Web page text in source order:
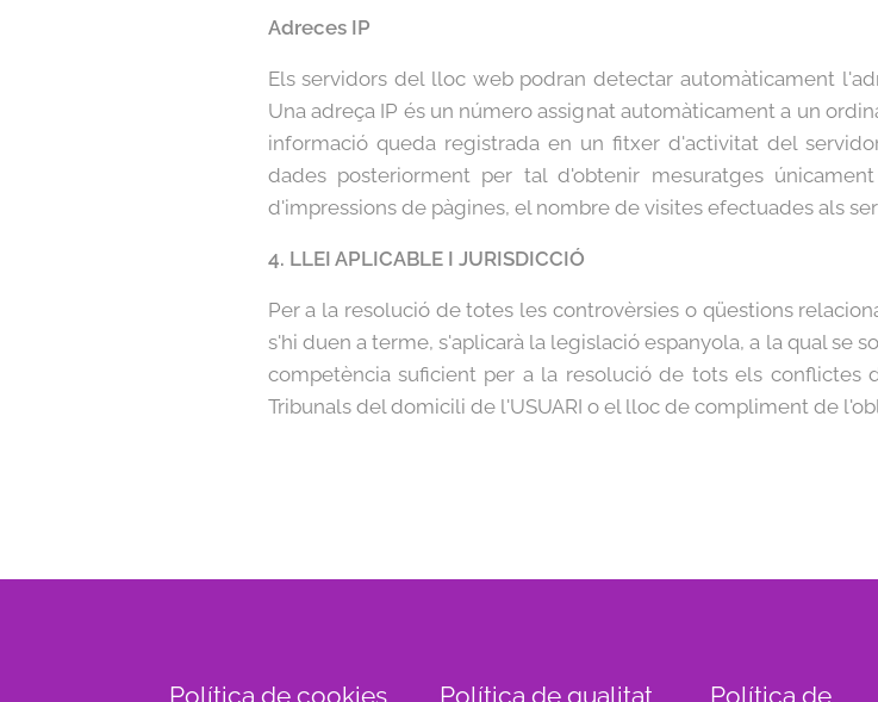
Adreces IP
Els servidors del lloc web podran detectar automàticament
Una adreça IP és un número assignat automàticament a un
informació queda registrada en un fitxer d'activitat del
dades posteriorment per tal d'obtenir mesuratges
d'impressions de pàgines, el nombre de visites efectuades als
4. LLEI APLICABLE I JURISDICCIÓ
Per a la resolució de totes les controvèrsies o qüestions
s'hi duen a terme, s'aplicarà la legislació espanyola, a la qual se
competència suficient per a la resolució de tots els conflictes
Tribunals del domicili de l'USUARI o el lloc de compliment de
Política de cookies Política de qualitat Política de